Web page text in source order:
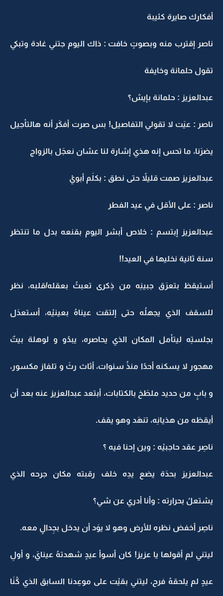
أفكارك صايرة كئيبة
ناصر إقترب منه وبصوتٍ خافت : ذاك اليوم جتني غادة وتبكي
تقول حلمانة وخايفة
عبدالعزيز : حلمانة بإيش؟
ناصر : عيَت لا تقولي التفاصيل! بس صرت أفكَر أنه هالتأجيل
يضرَنا، ما تحس إنه هذي إشارة لنا عشان نعجَل بالزواج
عبدالعزيز صمت قليلاً حتى نطق : بكلَم أبويْ
ناصر : على الأقل في عيد الفطر
عبدالعزيز إبتسم : خلاص أبشر اليوم بقنعه بدل ما تنتظر
سنة ثانية نخليها في العيد!!
أستيقظ بتعرَق جبينِه من ذِكرى تعبثُ بعقله/قلبه، نظر
للسقف الذي يجهلُه حتى إلتقت عيناهُ بعينيْه، أستعدَل
بجلستِه ليتأمل المكان الذي يحاصره، يبدُو و لوهلة بيتٌ
مهجور لا يسكنه أحدًا منذُ سنوات، أثاث رثَ و تلفاز مكسور،
و بابٍ من حديد ملطَخ بالكتابات، أبتعد عبدالعزيز عنه بعد أن
أيقظه من هذيانِه، تنهَد وهو يقف.
ناصِر عقد حاجبيْه : وين إحنا فيه ؟
عبدالعزيز بحدَة يضع يدِه خلف رقبته مكان جرحه الذي
يشتعلُ بحرارته : وأنا أدري عن شي؟
ناصِر أخفض نظره للأرض وهو لا يوَد أن يدخل بجِدالٍ معه.
ليتني لم أقولها يا عزيز! كان أسوأ عيدٍ شهدتهُ عينايَ، و أولِ
عيدٍ لم يلحقهُ فرح، ليتني بقيْت على موعِدنا السابق الذي كُنَا